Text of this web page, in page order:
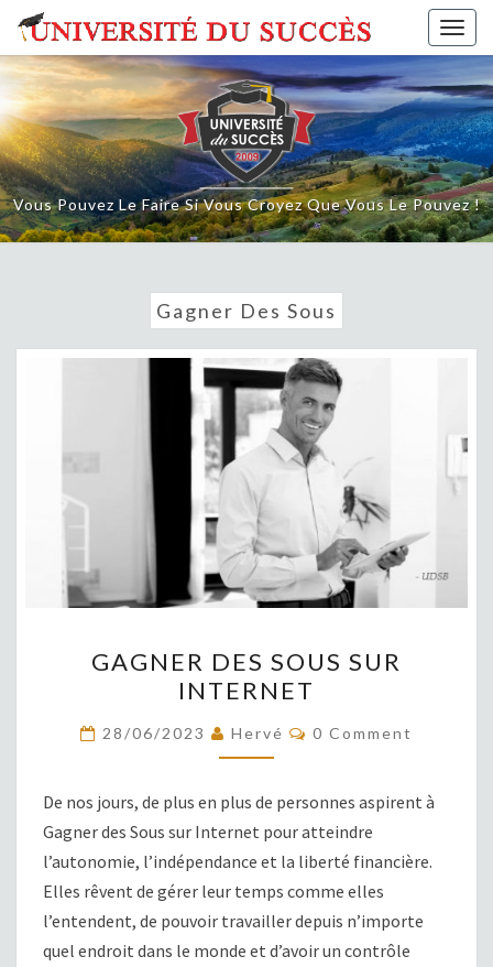
Skip
content
Vous Pouvez Le Faire Si Vous Croyez Que Vous Le Pouvez !
Gagner Des Sous
DES
SOUS
SUR
INTERNET
GAGNER DES SOUS SUR
INTERNET
28/06/2023 Hervé COMMENTS
0 Comment
De nos jours, de plus en plus de personnes aspirent à
Gagner des Sous sur Internet pour atteindre
l’autonomie, l’indépendance et la liberté financière.
Elles rêvent de gérer leur temps comme elles
l’entendent, de pouvoir travailler depuis n’importe
quel endroit dans le monde et d’avoir un contrôle